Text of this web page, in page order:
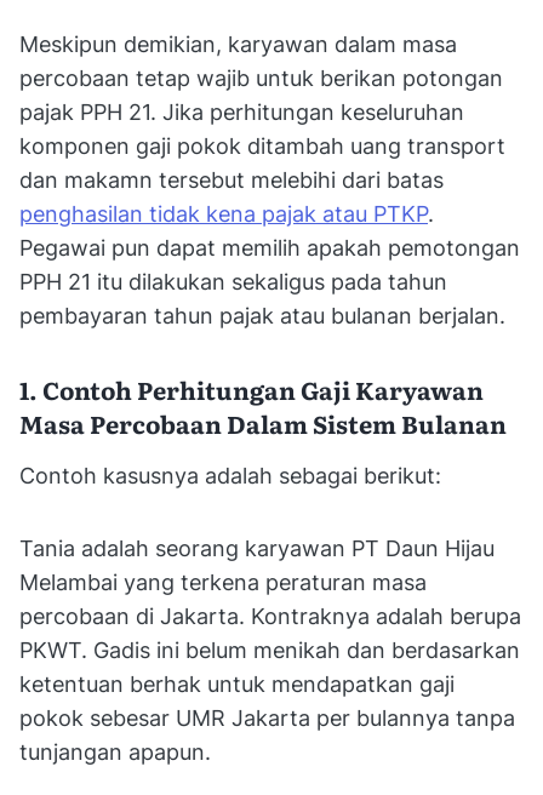
Meskipun demikian, karyawan dalam masa
percobaan tetap wajib untuk berikan potongan
pajak PPH 21. Jika perhitungan keseluruhan
komponen gaji pokok ditambah uang transport
dan makamn tersebut melebihi dari batas
penghasilan tidak kena pajak atau PTKP.
Pegawai pun dapat memilih apakah pemotongan
PPH 21 itu dilakukan sekaligus pada tahun
pembayaran tahun pajak atau bulanan berjalan.
1. Contoh Perhitungan Gaji Karyawan
Masa Percobaan Dalam Sistem Bulanan
Contoh kasusnya adalah sebagai berikut:
Tania adalah seorang karyawan PT Daun Hijau
Melambai yang terkena peraturan masa
percobaan di Jakarta. Kontraknya adalah berupa
PKWT. Gadis ini belum menikah dan berdasarkan
ketentuan berhak untuk mendapatkan gaji
pokok sebesar UMR Jakarta per bulannya tanpa
tunjangan apapun.